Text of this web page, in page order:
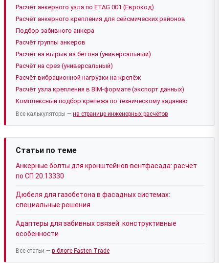
Расчёт анкерного узла по ETAG 001 (Еврокод)
Расчёт анкерного крепления для сейсмических районов
Подбор забивного анкера
Расчёт группы анкеров
Расчёт на вырыв из бетона (универсальный)
Расчёт на срез (универсальный)
Расчёт вибрационной нагрузки на крепёж
Расчёт узла крепления в BIM-формате (экспорт данных)
Комплексный подбор крепежа по техническому заданию
Все калькуляторы — на странице инженерных расчётов
Статьи по теме
Анкерные болты для кронштейнов вентфасада: расчёт
по СП 20.13330
Дюбеля для газобетона в фасадных системах:
специальные решения
Адаптеры для забивных связей: конструктивные
особенности
Все статьи — в блоге Fasten Trade